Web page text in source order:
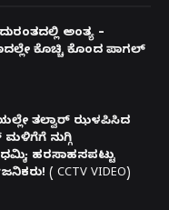
ಅಂತ್ಯ –
ಕೊಚ್ಚಿ ಕೊಂದ ಪಾಗಲ್
ತಲ್ವಾರ್ ಝಳಪಿಸಿದ
ನುಗ್ಗಿ
ಹರಸಾಹಸಪಟ್ಟು
( CCTV VIDEO)